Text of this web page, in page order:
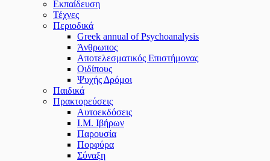
Εκπαίδευση
Τέχνες
Περιοδικά
Greek annual of Psychoanalysis
Άνθρωπος
Αποτελεσματικός Επιστήμονας
Οιδίπους
Ψυχής Δρόμοι
Παιδικά
Πρακτoρεύσεις
Αυτοεκδόσεις
Ι.Μ. Ιβήρων
Παρουσία
Πορφύρα
Σύναξη